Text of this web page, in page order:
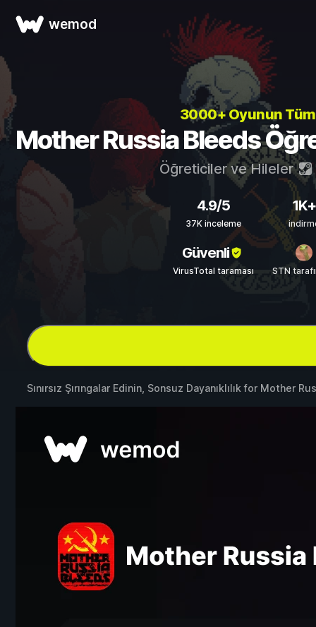
wemod
3000+ Oyunun
Mother Russia Bleeds
Öğreticiler ve Hileler
4.9/5
37K inceleme
1K+
Güvenli
VirusTotal taraması STN
Sınırsız Şırıngalar Edinin, Sonsuz Dayanıklılık for Mother